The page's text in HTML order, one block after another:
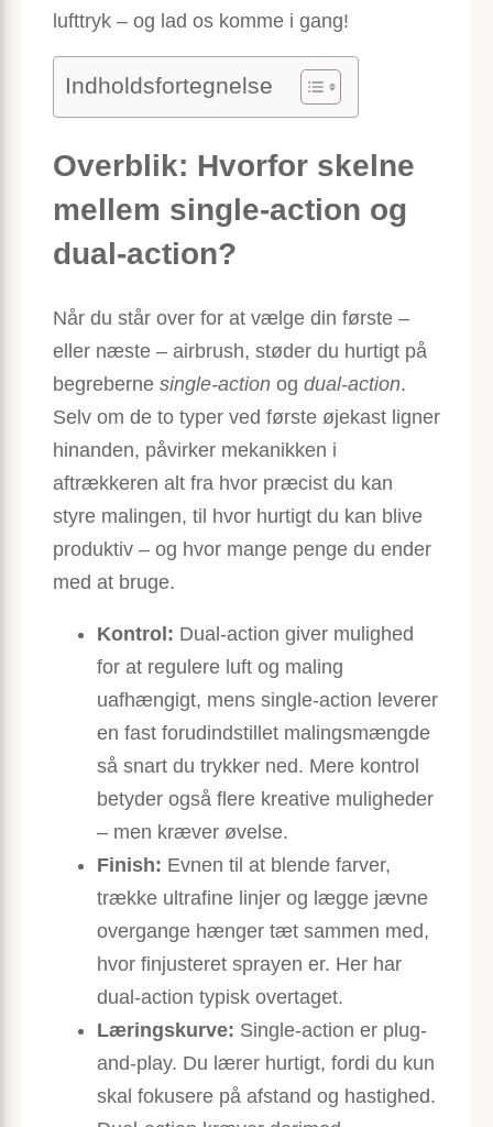
lufttryk – og lad os komme i gang!
Indholdsfortegnelse
Overblik: Hvorfor skelne
mellem single-action og
dual-action?
Når du står over for at vælge din første –
eller næste – airbrush, støder du hurtigt på
begreberne single-action og dual-action.
Selv om de to typer ved første øjekast ligner
hinanden, påvirker mekanikken i
aftrækkeren alt fra hvor præcist du kan
styre malingen, til hvor hurtigt du kan blive
produktiv – og hvor mange penge du ender
med at bruge.
Kontrol: Dual-action giver mulighed
for at regulere luft og maling
uafhængigt, mens single-action leverer
en fast forudindstillet malingsmængde
så snart du trykker ned. Mere kontrol
betyder også flere kreative muligheder
– men kræver øvelse.
Finish: Evnen til at blende farver,
trække ultrafine linjer og lægge jævne
overgange hænger tæt sammen med,
hvor finjusteret sprayen er. Her har
dual-action typisk overtaget.
Læringskurve: Single-action er plug-
and-play. Du lærer hurtigt, fordi du kun
skal fokusere på afstand og hastighed.